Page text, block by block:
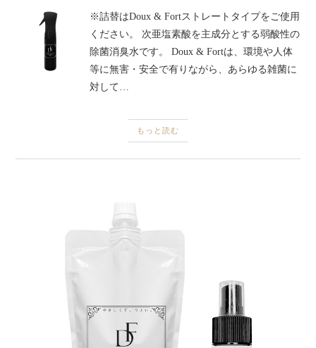
※詰替はDoux & Fortストレートタイプをご使用
ください。 次亜塩素酸を主成分とする弱酸性の
除菌消臭水です。 Doux & Fortは、環境や人体
等に無害・安全で有りながら、あらゆる雑菌に
対して…
もっと読む